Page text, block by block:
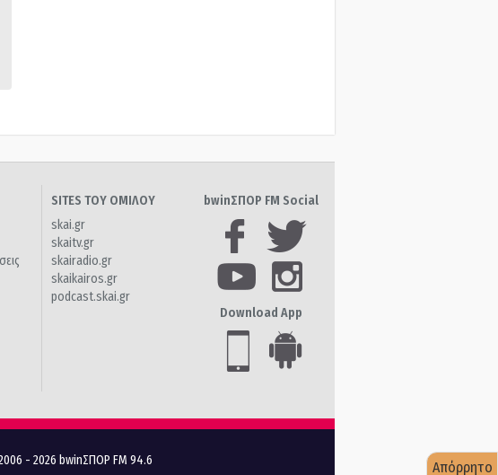
SITES ΤΟΥ ΟΜΙΛΟΥ
skai.gr
skaitv.gr
skairadio.gr
skaikairos.gr
podcast.skai.gr
bwinΣΠΟΡ FM Social
Download App
- 2026 bwinΣΠΟΡ FM 94.6 Απόρρητο